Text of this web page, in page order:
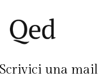
Scrivici una mail